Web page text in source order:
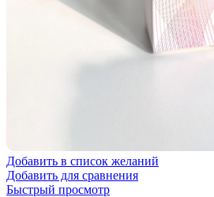
Добавить в список желаний
Добавить для сравнения
Быстрый просмотр